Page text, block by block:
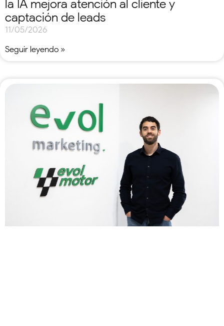
la IA mejora atención al cliente y
captación de leads
11/05/2026
Seguir leyendo »